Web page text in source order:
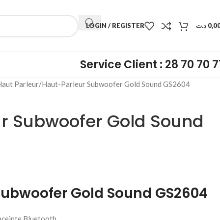
LOGIN / REGISTER د.ت
Service Client : 28 70 70
Parleur Haut-Parleur Subwoofer Gold Sound GS2604
Subwoofer Gold Sound
Gold Sound GS2604